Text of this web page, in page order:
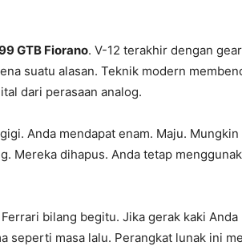
GTB Fiorano. V-12 terakhir dengan
suatu alasan. Teknik modern
dari perasaan analog.
Anda mendapat enam. Maju.
Mereka dihapus. Anda tetap
bilang begitu. Jika gerak kaki
seperti masa lalu. Perangkat lunak ini